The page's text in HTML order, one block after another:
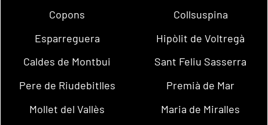
Copons
Collsuspina
Esparreguera
Hipòlit de Voltregà
Caldes de Montbui
Sant Feliu Sasserra
Pere de Riudebitlles
Premià de Mar
Mollet del Vallès
Maria de Miralles